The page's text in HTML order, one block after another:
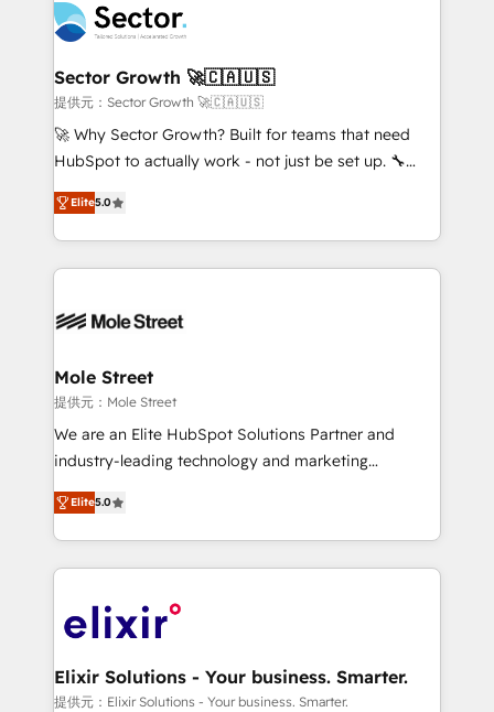
empresas em 13 países utilizam a Nexforce. Somos
a maior parceira da HubSpot na América Latina e
líder no ranking global de sucesso do cliente da
HubSpot.
businesses. Our teams are based in North America
and APAC. We are HubSpot's top-ranked Advanced
Implementation Certified Partner and we contribute
to their advisory council. We strive to do 'good work
with good people' and have worked with incredible
brands. You can see some of them on our website,
Sector Growth 🚀🇨🇦🇺🇸
提供元：Sector Growth 🚀🇨🇦🇺🇸
🚀 Why Sector Growth? Built for teams that need
HubSpot to actually work - not just be set up. 🔧
HubSpot Experts: Onboarding, migrations,
automation, and training built for adoption. ⚡ Highly
Technical Execution: ERP, EMR and Custom
Integrations; complex builds delivered in weeks, not
workflows; automation agents; process optimization
Healthcare: HIPAA implementations; secure data
workflows 💼 Financial Services: compliant
workflows; audit-ready reporting ⚖️ Legal: client
intake; pipeline and document workflows 🛒 E-
revenue automation 🏢 Real Estate: deal pipelines;
portfolio and lifecycle management 🏭
HIPAA-aware; CASL-compliant; GDPR-ready
implementations where required 💡 Why 500+
built to scale.
Elite5.0
Mole Street
提供元：Mole Street
We are an Elite HubSpot Solutions Partner and
industry-leading technology and marketing
consultancy. Our focus is on enterprise and mid-
market B2B companies globally that want a strategic
approach to execute their goals through creative
applications of our solutions; Technical HubSpot
Design, Migrations + Integrations. Mole Street’s
greatness, which is achieved through creating
absolute clarity, derived from a well-defined
Elite5.0
Elixir Solutions - Your business. Smarter.
提供元：Elixir Solutions - Your business. Smarter.